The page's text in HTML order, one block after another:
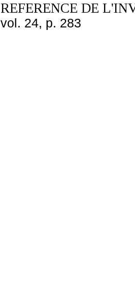
REFERENCE DE
vol. 24, p. 283